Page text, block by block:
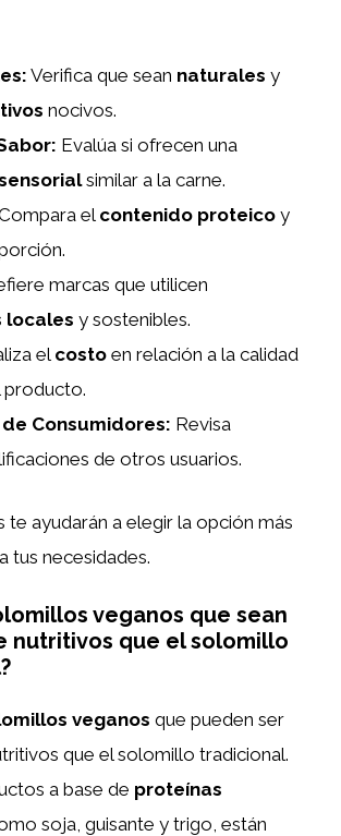
: Verifica que sean naturales y
nocivos.
: Evalúa si ofrecen una
similar a la carne.
elcontenido proteico y
marcas que utilicen
locales y sostenibles.
el costo en relación a la calidad
producto.
Consumidores: Revisa
de otros usuarios.
te ayudarán a elegir la opción más
tus necesidades.
veganos que sean
nutritivos que el solomillo
veganos que pueden ser
que el solomillo tradicional.
a base de proteínas
soja, guisante y trigo, están